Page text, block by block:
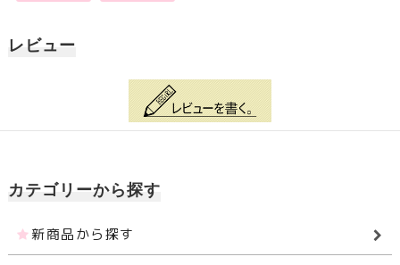
レビュー
カテゴリーから探す
新商品から探す